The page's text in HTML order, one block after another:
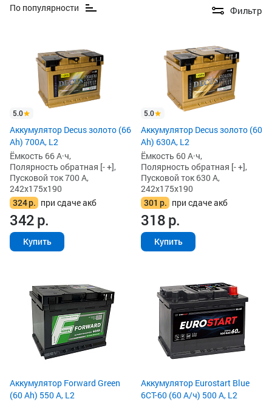
По популярности Фильтр
5.0
Аккумулятор Decus золото (66
Ah) 700A, L2
Ёмкость 66 А·ч,
Полярность обратная [- +],
Пусковой ток 700 А,
242x175x190
324р. при сдаче акб
342р.
Купить
5.0
Аккумулятор Decus золото (60
Ah) 630A, L2
Ёмкость 60 А·ч,
Полярность обратная [- +],
Пусковой ток 630 А,
242x175x190
301 р. при сдаче акб
318р.
Купить
Аккумулятор Forward Green
(60 Ah) 550 А, L2
Аккумулятор Eurostart Blue
6CT-60 (60 А/ч) 500 А, L2